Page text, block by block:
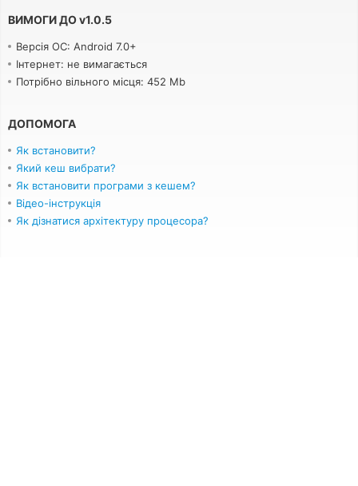
ВИМОГИ ДОv1.0.5
Версія ОС: Android 7.0+
Інтернет: не вимагається
Потрібно вільного місця: 452 Mb
ДОПОМОГА
Як встановити?
Який кеш вибрати?
Як встановити програми з кешем?
Відео-інструкція
Як дізнатися архітектуру процесора?